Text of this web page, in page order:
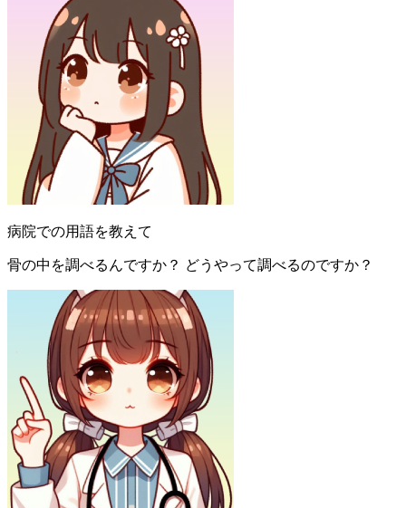
病院での用語を教えて
骨の中を調べるんですか？ どうやって調べるのですか？